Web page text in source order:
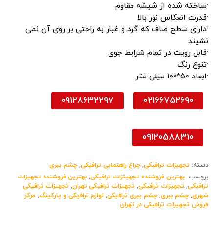
·ساخته شده از شیشه مقاوم
·قدرت انعکاس نور بالا
·دارای سطح صاف که گرد و غبار به راحتی بر روی آن نمی
نشیند
·قابل رویت در تمام شرایط جوی
·تنوع رنگ
·ابعاد 50*100 میلی متر
02166752690
09128632297
09120588310
دسته: تجهیزات ترافیکی,چراغ راهنمایی ترافیکی,چشم ببری
برچسب: بهترین فروشنده تجهیثزات ترافیکی, بهترین فروشنده تجهیزات
ترافیکی, تجهیزات ترافیکی, تجهیزات ترافیکی تهران, تجهیزات ترافیکی
شهری,چشم ببری,چشم ببری ترافیکی,لوازم ترافیکی و پارکینگ,مرکز
فروش تجهیزات ترافیکی در تهران